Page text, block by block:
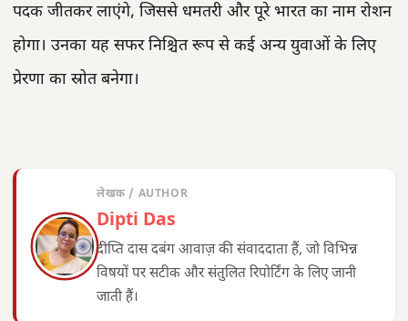
पदक जीतकर लाएंगे, जिससे धमतरी और पूरे भारत का नाम रोशन
होगा। उनका यह सफर निश्चित रूप से कई अन्य युवाओं के लिए
प्रेरणा का स्रोत बनेगा।
लेखक / AUTHOR
Dipti Das
दीप्ति दास दबंग आवाज़ की संवाददाता हैं, जो विभिन्न
विषयों पर सटीक और संतुलित रिपोर्टिंग के लिए जानी
जाती हैं।